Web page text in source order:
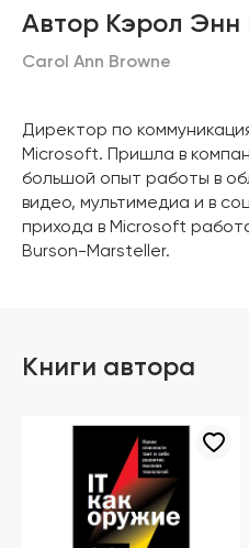
Автор Кэрол Энн
Carol Ann Browne
Директор по
Microsoft. Пришла в
большой опыт работы в
видео, мультимедиа и в
прихода в Microsoft
Burson-Marsteller.
Книги автора